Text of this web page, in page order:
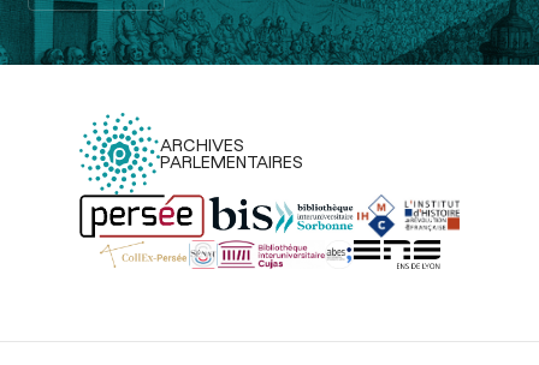
ARCHIVES
PARLEMENTAIRES
Menu